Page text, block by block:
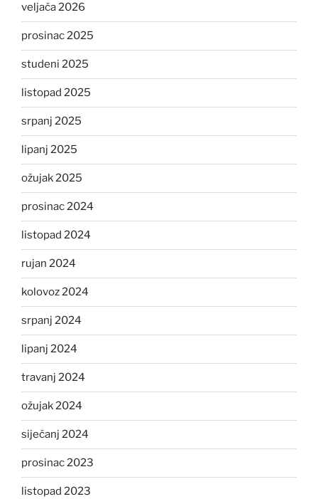
veljača 2026
prosinac 2025
studeni 2025
listopad 2025
srpanj 2025
lipanj 2025
ožujak 2025
prosinac 2024
listopad 2024
rujan 2024
kolovoz 2024
srpanj 2024
lipanj 2024
travanj 2024
ožujak 2024
siječanj 2024
prosinac 2023
listopad 2023